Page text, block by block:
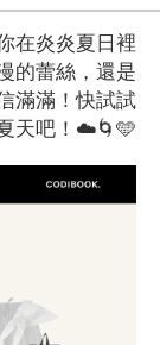
在炎炎夏日裡
的蕾絲，還是
滿滿！快試試
天吧！☁️🌀🩵